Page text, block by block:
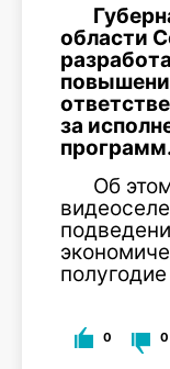
области
за
Об
0 0